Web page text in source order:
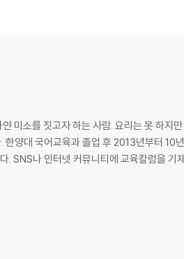
미소를 짓고자 하는 사람. 요리는 못 하지
양대 국어교육과 졸업 후 2013년부터 10
. SNS나 인터넷 커뮤니티에 교육칼럼을 기